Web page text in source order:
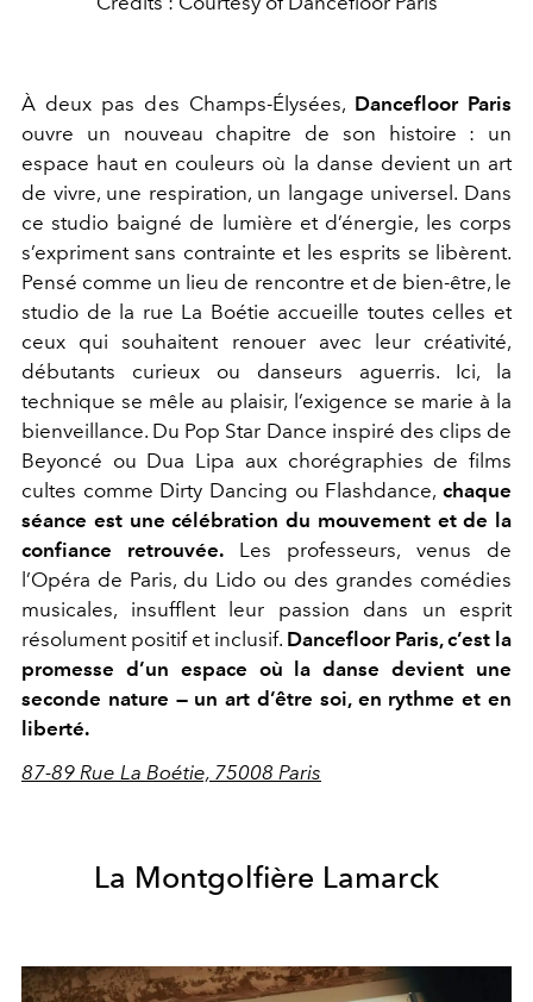
À deux pas des Champs-Élysées, Dancefloor Paris
ouvre un nouveau chapitre de son histoire : un
espace haut en couleurs où la danse devient un art
de vivre, une respiration, un langage universel. Dans
ce studio baigné de lumière et d’énergie, les corps
s’expriment sans contrainte et les esprits se libèrent.
Pensé comme un lieu de rencontre et de bien-être, le
studio de la rue La Boétie accueille toutes celles et
ceux qui souhaitent renouer avec leur créativité,
débutants curieux ou danseurs aguerris. Ici, la
technique se mêle au plaisir, l’exigence se marie à la
bienveillance. Du Pop Star Dance inspiré des clips de
Beyoncé ou Dua Lipa aux chorégraphies de films
cultes comme Dirty Dancing ou Flashdance, chaque
séance est une célébration du mouvement et de la
confiance retrouvée. Les professeurs, venus de
l’Opéra de Paris, du Lido ou des grandes comédies
musicales, insufflent leur passion dans un esprit
résolument positif et inclusif. Dancefloor Paris, c’est la
promesse d’un espace où la danse devient une
seconde nature — un art d’être soi, en rythme et en
liberté.
87-89 Rue La Boétie, 75008 Paris
La Montgolfière Lamarck